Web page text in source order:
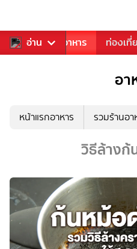
อ่าน
การเพลง อาหาร ท่องเที่
อา
หน้าแรกอาหาร รวมร้านอา
วิธีล้างก้